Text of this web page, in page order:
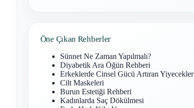
Öne Çıkan Rehberler
Sünnet Ne Zaman Yapılmalı?
Diyabetik Ara Öğün Rehberi
Erkeklerde Cinsel Gücü Artıran Yiyecekler
Cilt Maskeleri
Burun Estetiği Rehberi
Kadınlarda Saç Dökülmesi